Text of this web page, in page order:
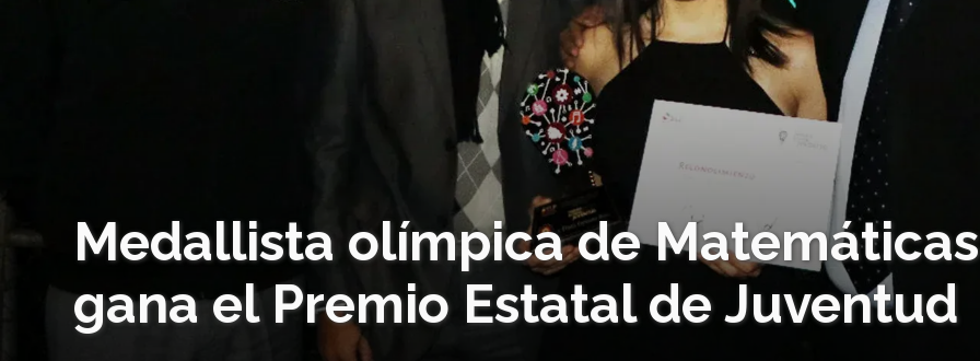
Medallista olímpica de Matemáticas
gana el Premio Estatal de Juventud